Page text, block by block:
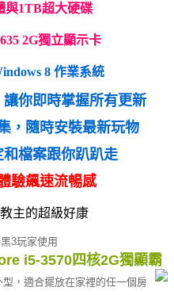
與1TB超大硬碟
2G獨立顯示卡
8 作業系統
你即時掌握所有更新
，隨時安裝最新玩物
檔案跟你趴趴走
驗飆速流暢感
主的超級好康
3玩家使用
i5-3570四核2G獨顯霸
，適合擺放在家裡的任一個房